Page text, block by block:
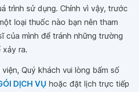
trình sử dụng. Chính vì vậy, trước
loại thuốc nào bạn nên tham
của mình để tránh những trường
ra.
Quý khách vui lòng bấm số
DỊCH VỤ hoặc đặt lịch trực tiếp